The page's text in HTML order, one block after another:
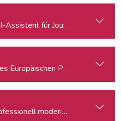
Assistent für Journalist:innen
Europäischen Parlaments für
moderieren